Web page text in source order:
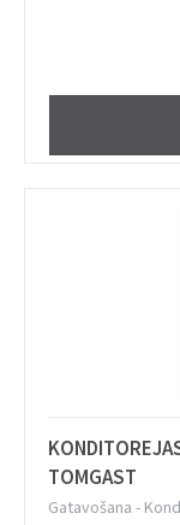
TOMGAST
Gatavošana -